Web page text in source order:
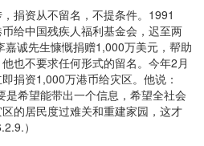
资从不留名，不提条件。1991
给中国残疾人福利基金会，迟至两
诚先生慷慨捐赠1,000万美元，帮助
也不要求任何形式的留名。今年2月
捐资1,000万港币给灾区。他说：
是希望能带出一个信息，希望全社会
的居民度过难关和重建家园，这才
）